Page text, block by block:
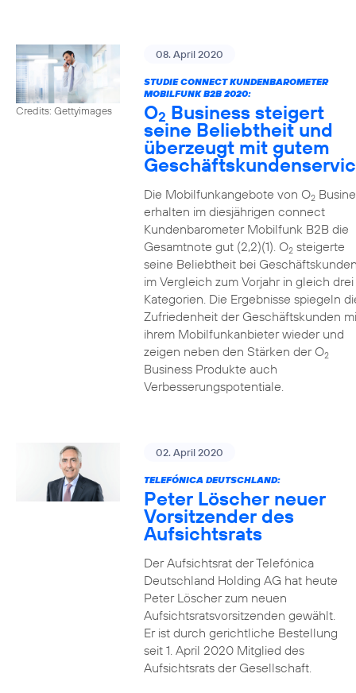
Credits: Gettyimages
08. April 2020
STUDIE CONNECT KUNDENBAROMETER
MOBILFUNK B2B 2020:
O2 Business steigert
seine Beliebtheit und
überzeugt mit gutem
Die Mobilfunkangebote von O2
erhalten im diesjährigen connect
Kundenbarometer Mobilfunk B2B die
Gesamtnote gut (2,2)(1). O2steigerte
seine Beliebtheit bei
im Vergleich zum Vorjahr in gleich drei
Kategorien. Die Ergebnisse spiegeln
Zufriedenheit der Geschäftskunden
ihrem Mobilfunkanbieter wieder und
zeigen neben den Stärken der O2
Business Produkte auch
Verbesserungspotentiale.
02. April 2020
TELEFÓNICA DEUTSCHLAND:
Peter Löscher neuer
Vorsitzender des
Aufsichtsrats
Der Aufsichtsrat der Telefónica
Deutschland Holding AG hat heute
Peter Löscher zum neuen
Aufsichtsratsvorsitzenden gewählt.
Er ist durch gerichtliche Bestellung
seit 1. April 2020 Mitglied des
Aufsichtsrats der Gesellschaft.